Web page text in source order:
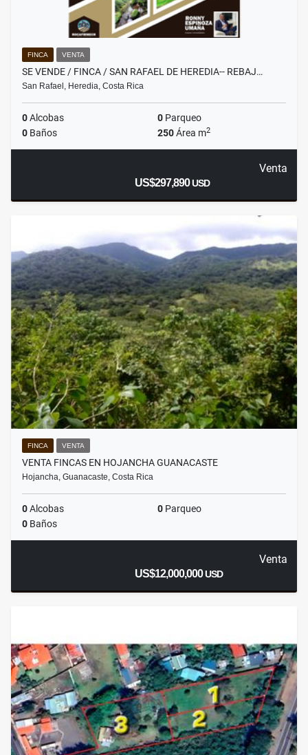
FINCA VENTA
SE VENDE / FINCA / SAN RAFAEL DE HEREDIA-- REBAJ…
San Rafael, Heredia, Costa Rica
0Alcobas 0 Parqueo
0 Baños 250Área m2
Venta
US$297,890USD
FINCA VENTA
VENTA FINCAS EN HOJANCHA GUANACASTE
Hojancha, Guanacaste, Costa Rica
0Alcobas 0 Parqueo
0 Baños
Venta
US$12,000,000USD